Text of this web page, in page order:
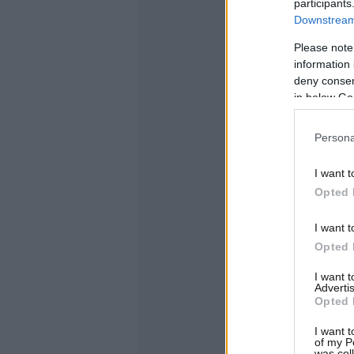
Please
information
deny
in below
I want
Opted
I want
Opted
I want
Opted
I want
of my